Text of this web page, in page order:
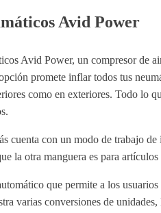
Avid Power
Avid Power, un compresor de
promete inflar todos tus
como en exteriores. Todo lo
con un modo de trabajo
la otra manguera es para
que permite a los
varias conversiones de